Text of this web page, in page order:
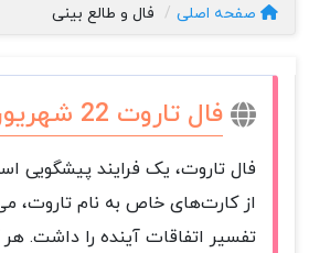
صفحه اصلی فال و طالع بینی
فال تاروت 22 شهریور 1402
فال تاروت، یک فرایند پیشگویی
از کارت‌های خاص به نام تاروت،
تفسیر اتفاقات آینده را داشت.